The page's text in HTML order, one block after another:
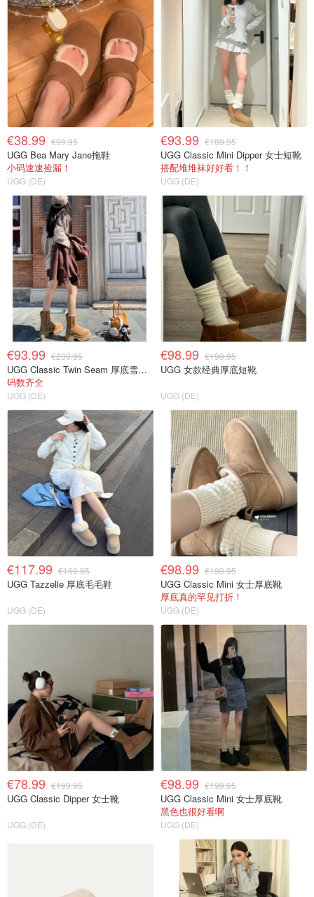
€38.99 €99.95
UGG Bea Mary Jane拖鞋
小码速速捡漏！
UGG (DE)
€93.99 €189.95
UGG Classic Mini Dipper 女士短靴
搭配堆堆袜好好看！！
UGG (DE)
€93.99 €239.95
UGG Classic Twin Seam 厚底雪地靴
码数齐全
UGG (DE)
€98.99 €199.95
UGG 女款经典厚底短靴
UGG (DE)
€117.99 €169.95
UGG Tazzelle 厚底毛毛鞋
UGG (DE)
€98.99 €199.95
UGG Classic Mini 女士厚底靴
厚底真的罕见打折！
UGG (DE)
€78.99 €199.95
UGG Classic Dipper 女士靴
UGG (DE)
€98.99 €199.95
UGG Classic Mini 女士厚底靴
黑色也很好看啊
UGG (DE)